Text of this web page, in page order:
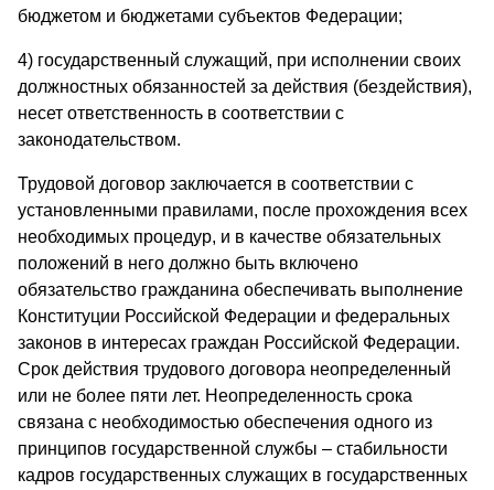
бюджетом и бюджетами субъектов Федерации;
4) государственный служащий, при исполнении своих
должностных обязанностей за действия (бездействия),
несет ответственность в соответствии с
законодательством.
Трудовой договор заключается в соответствии с
установленными правилами, после прохождения всех
необходимых процедур, и в качестве обязательных
положений в него должно быть включено
обязательство гражданина обеспечивать выполнение
Конституции Российской Федерации и федеральных
законов в интересах граждан Российской Федерации.
Срок действия трудового договора неопределенный
или не более пяти лет. Неопределенность срока
связана с необходимостью обеспечения одного из
принципов государственной службы – стабильности
кадров государственных служащих в государственных